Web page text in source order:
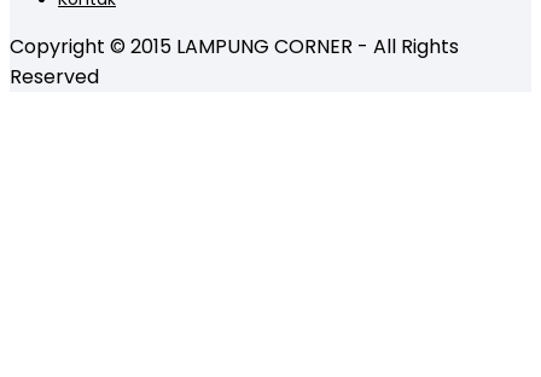
Copyright © 2015 LAMPUNG CORNER - All Rights
Reserved